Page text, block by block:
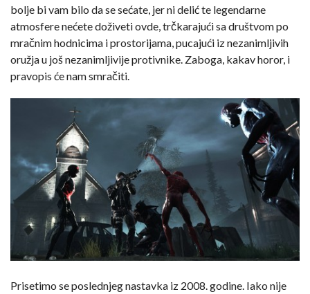
bolje bi vam bilo da se sećate, jer ni delić te legendarne
atmosfere nećete doživeti ovde, trčkarajući sa društvom po
mračnim hodnicima i prostorijama, pucajući iz nezanimljivih
oružja u još nezanimljivije protivnike. Zaboga, kakav horor, i
pravopis će nam smračiti.
Prisetimo se poslednjeg nastavka iz 2008. godine. Iako nije